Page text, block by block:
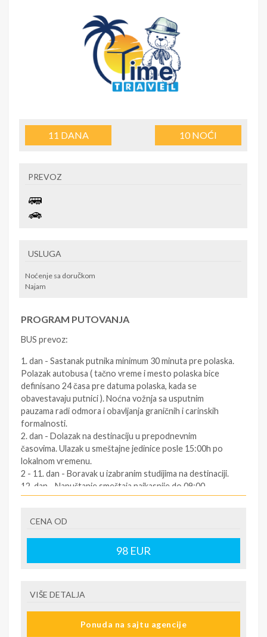
11 DANA 10NOĆI
PREVOZ
USLUGA
Noćenje sa doručkom
Najam
PROGRAM PUTOVANJA
BUS prevoz:
1. dan - Sastanak putnika minimum 30 minuta pre polaska.
Polazak autobusa ( tačno vreme i mesto polaska bice
definisano 24 časa pre datuma polaska, kada se
obavestavaju putnici ). Noćna vožnja sa usputnim
pauzama radi odmora i obavljanja graničnih i carinskih
formalnosti.
2. dan - Dolazak na destinaciju u prepodnevnim
časovima. Ulazak u smeštajne jedinice posle 15:00h po
lokalnom vremenu.
2 - 11. dan - Boravak u izabranim studijima na destinaciji.
12. dan - Napuštanje smeštaja najkasnije do 09:00
časova. Slobodno vreme. Polazak za Srbiju oko podneva
informisati se kod predstavnika agencija dan pre
povratka ).
12/13. dan - Dolazak u Srbiju u ranim jutarnjim časovima.
1.dan - Dolazak na destinaciju. Obavezno kontaktirati
informacije o smestaju ( broj sobe, spratnost ). Ulaz u
CENA OD
98 EUR
VIŠE DETALJA
Ponuda na sajtu agencije